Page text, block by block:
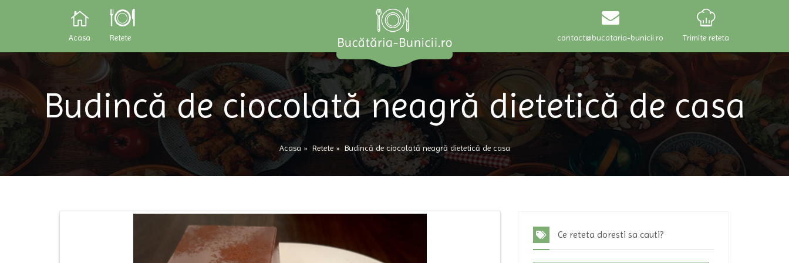
Acasa Retete contact@bucataria-bunicii.ro Trimite reteta
Budincă de ciocolată neagră dietetică de casa
Acasa » Retete » Budincă de ciocolată neagră dietetică de casa
Ce reteta doresti sa cauti?